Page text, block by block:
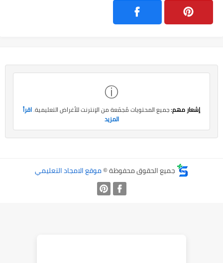
ⓘ
إشعار مهم:جميع المحتويات مُجمّعة من الإنترنت للأغراض التعليمية.اقرأ
المزيد
جميع الحقوق محفوظة ©موقع الامجاد التعليمي